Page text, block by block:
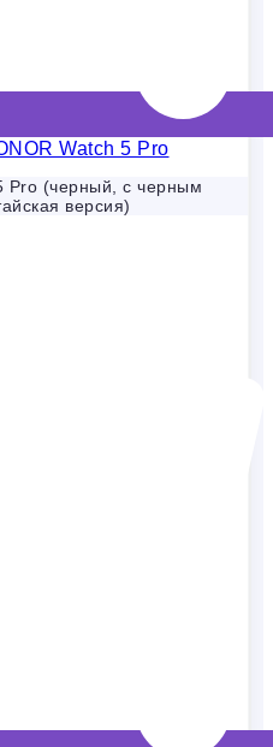
Pro (черный, с черным
версия)